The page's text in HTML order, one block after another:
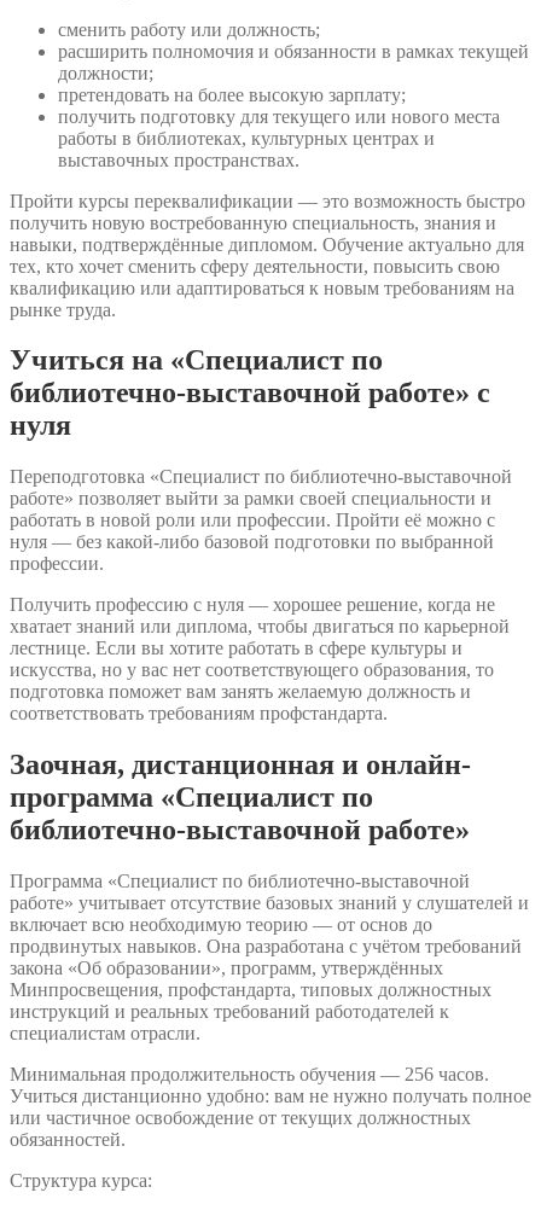
сменить работу или должность;
расширить полномочия и обязанности в рамках текущей
должности;
претендовать на более высокую зарплату;
получить подготовку для текущего или нового места
работы в библиотеках, культурных центрах и
выставочных пространствах.
Пройти курсы переквалификации — это возможность быстро
получить новую востребованную специальность, знания и
навыки, подтверждённые дипломом. Обучение актуально для
тех, кто хочет сменить сферу деятельности, повысить свою
квалификацию или адаптироваться к новым требованиям на
рынке труда.
Учиться на «Специалист по
библиотечно-выставочной работе» с
нуля
Переподготовка «Специалист по библиотечно-выставочной
работе» позволяет выйти за рамки своей специальности и
работать в новой роли или профессии. Пройти её можно с
нуля — без какой-либо базовой подготовки по выбранной
профессии.
Получить профессию с нуля — хорошее решение, когда не
хватает знаний или диплома, чтобы двигаться по карьерной
лестнице. Если вы хотите работать в сфере культуры и
искусства, но у вас нет соответствующего образования, то
подготовка поможет вам занять желаемую должность и
соответствовать требованиям профстандарта.
Заочная, дистанционная и онлайн-
программа «Специалист по
библиотечно-выставочной работе»
Программа «Специалист по библиотечно-выставочной
работе» учитывает отсутствие базовых знаний у слушателей и
включает всю необходимую теорию — от основ до
продвинутых навыков. Она разработана с учётом требований
закона «Об образовании», программ, утверждённых
Минпросвещения, профстандарта, типовых должностных
инструкций и реальных требований работодателей к
специалистам отрасли.
Минимальная продолжительность обучения — 256 часов.
Учиться дистанционно удобно: вам не нужно получать полное
или частичное освобождение от текущих должностных
обязанностей.
Структура курса: